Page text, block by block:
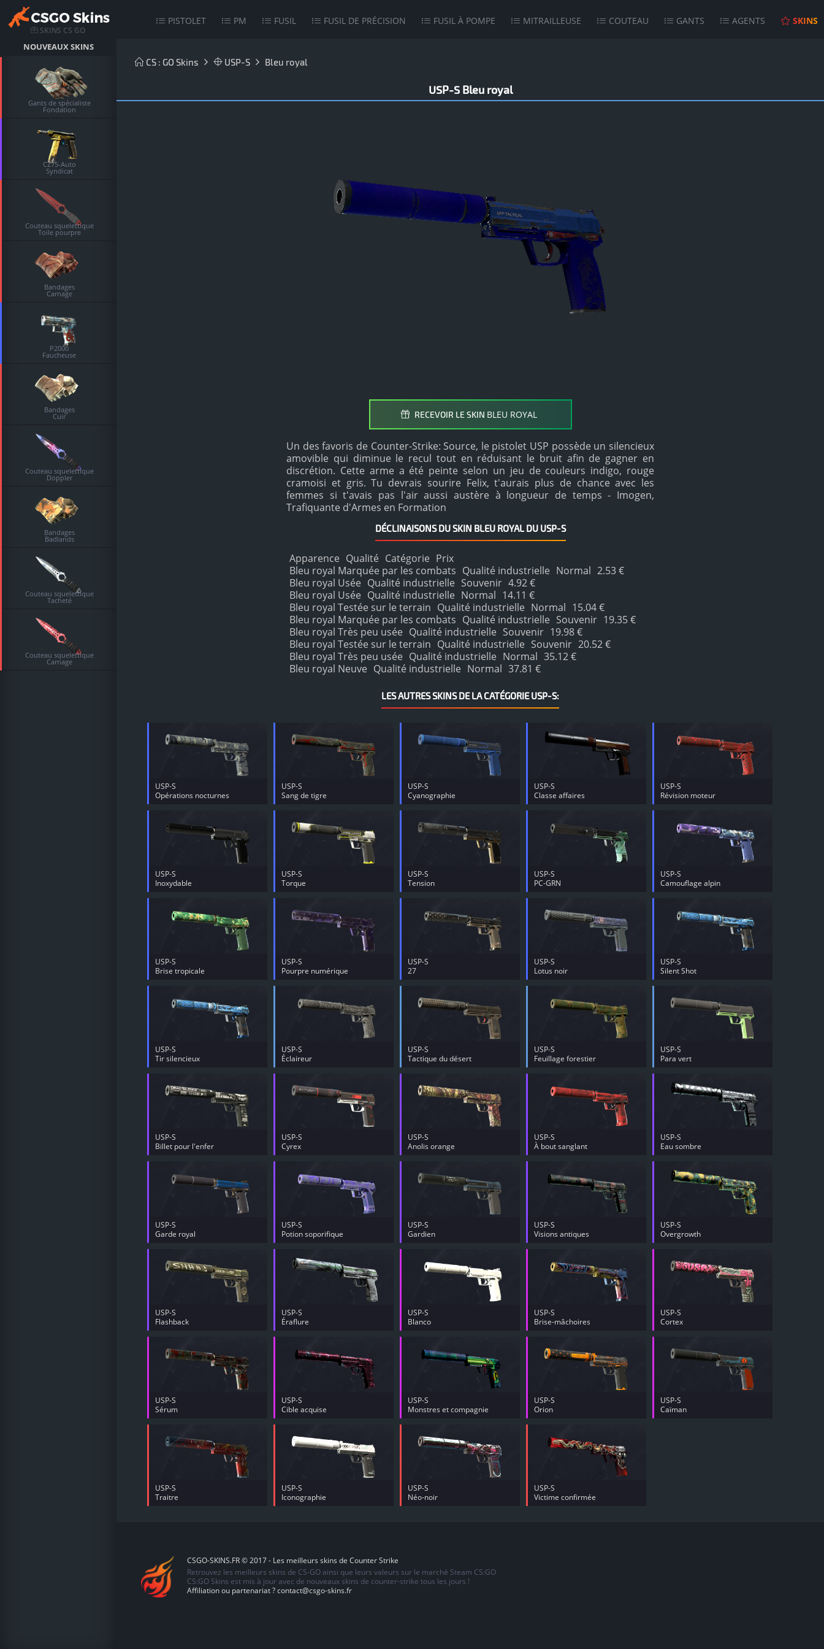
SKINS CS GO
NOUVEAUX SKINS
Gants de spécialiste
Fondation
CZ75-Auto
Syndicat
Couteau squelettique
Toile pourpre
Bandages
Carnage
P2000
Faucheuse
Bandages
Cuir
Couteau squelettique
Doppler
Bandages
Badlands
Couteau squelettique
Tacheté
Couteau squelettique
Carnage
PISTOLET PM FUSIL FUSIL DE PRÉCISION FUSIL À POMPE MITRAILLEUSE COUTEAU GANTS AGENTS SKINS
CS : GO Skins USP-S Bleu royal
USP-S Bleu royal
RECEVOIR LE SKIN BLEU ROYAL
Un des favoris de Counter-Strike: Source, le pistolet USP possède un silencieux
amovible qui diminue le recul tout en réduisant le bruit afin de gagner en
discrétion. Cette arme a été peinte selon un jeu de couleurs indigo, rouge
cramoisi et gris. Tu devrais sourire Felix, t'aurais plus de chance avec les
femmes si t'avais pas l'air aussi austère à longueur de temps - Imogen,
Trafiquante d'Armes en Formation
DÉCLINAISONS DU SKIN BLEU ROYAL DU USP-S
Apparence Qualité Catégorie Prix
Bleu royal Marquée par les combats Qualité industrielle Normal 2.53 €
Bleu royal Usée Qualité industrielle Souvenir 4.92 €
Bleu royal Usée Qualité industrielle Normal 14.11 €
Bleu royal Testée sur le terrain Qualité industrielle Normal 15.04 €
Bleu royal Marquée par les combats Qualité industrielle Souvenir 19.35 €
Bleu royal Très peu usée Qualité industrielle Souvenir 19.98 €
Bleu royal Testée sur le terrain Qualité industrielle Souvenir 20.52 €
Bleu royal Très peu usée Qualité industrielle Normal 35.12 €
Bleu royal Neuve Qualité industrielle Normal 37.81 €
LES AUTRES SKINS DE LA CATÉGORIE USP-S:
USP-S
Opérations nocturnes
USP-S
Sang de tigre
USP-S
Cyanographie
USP-S
Classe affaires
USP-S
Révision moteur
USP-S
Inoxydable
USP-S
Torque
USP-S
Tension
USP-S
PC-GRN
USP-S
Camouflage alpin
USP-S
Brise tropicale
USP-S
Pourpre numérique
USP-S
27
USP-S
Lotus noir
USP-S
Silent Shot
USP-S
Tir silencieux
USP-S
Éclaireur
USP-S
Tactique du désert
USP-S
Feuillage forestier
USP-S
Para vert
USP-S
Billet pour l'enfer
USP-S
Cyrex
USP-S
Anolis orange
USP-S
À bout sanglant
USP-S
Eau sombre
USP-S
Garde royal
USP-S
Potion soporifique
USP-S
Gardien
USP-S
Visions antiques
USP-S
Overgrowth
USP-S
Flashback
USP-S
Éraflure
USP-S
Blanco
USP-S
Brise-mâchoires
USP-S
Cortex
USP-S
Sérum
USP-S
Cible acquise
USP-S
Monstres et compagnie
USP-S
Orion
USP-S
Caïman
USP-S
Traitre
USP-S
Iconographie
USP-S
Néo-noir
USP-S
Victime confirmée
CSGO-SKINS.FR © 2017 - Les meilleurs skins de Counter Strike
Retrouvez les meilleurs skins de CS-GO ainsi que leurs valeurs sur le marché Steam CS:GO
CS:GO Skins est mis à jour avec de nouveaux skins de counter-strike tous les jours !
Affiliation ou partenariat ?contact@csgo-skins.fr